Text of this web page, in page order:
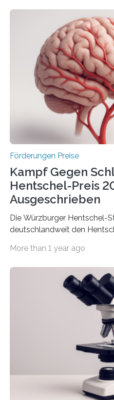
Woche vom
anderem zur Unterstützung
Gemeinschaftsforschung
Innovationsprogramm
Innovationskompetenz
Innovationstag Mittelstand
Berlin überbrachte das
Wirtschaft und Energie eine
Überplanmäßige
Förderungen Preise
Kampf Gegen
Hentschel-Preis
Ausgeschrieben
Die Würzburger Hentschel-
deutschlandweit den
hochrangige
Schlaganfall“ mit Sitz in
Schlaganfallforschung, um
Betroffenen zu verbessern.
diesem Jahr wieder
Preis aus. Er richtet sich
Forscherinnen und Forscher
werden soll eine
hochrangige
More than 1 year ago